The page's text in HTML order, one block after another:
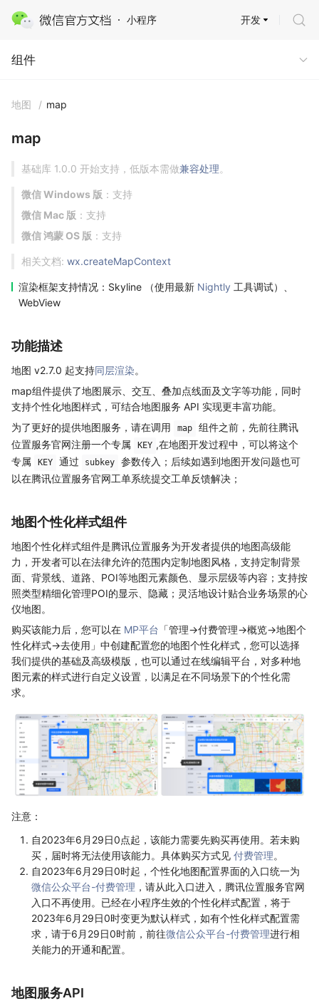
小程序
组件
开发
组件
地图 / map
map
基础库 1.0.0 开始支持，低版本需做兼容处理。
微信 Windows 版 ：支持
微信 Mac 版 ：支持
微信 鸿蒙 OS 版 ：支持
相关文档: wx.createMapContext
渲染框架支持情况：Skyline （使用最新 Nightly 工具调试）、
WebView
功能描述
地图 v2.7.0 起支持同层渲染。
map组件提供了地图展示、交互、叠加点线面及文字等功能，同时
支持个性化地图样式，可结合地图服务 API 实现更丰富功能。
为了更好的提供地图服务，请在调用
map
组件之前，先前往腾讯
位置服务官网注册一个专属
KEY ,在地图开发过程中，可以将这个
专属
KEY 通过 subkey
参数传入；后续如遇到地图开发问题也可
以在腾讯位置服务官网工单系统提交工单反馈解决；
地图个性化样式组件
地图个性化样式组件是腾讯位置服务为开发者提供的地图高级能
力，开发者可以在法律允许的范围内定制地图风格，支持定制背景
面、背景线、道路、POI等地图元素颜色、显示层级等内容；支持按
照类型精细化管理POI的显示、隐藏；灵活地设计贴合业务场景的心
仪地图。
购买该能力后，您可以在 MP平台 「管理->付费管理->概览->地图个
性化样式->去使用」中创建配置您的地图个性化样式，您可以选择
我们提供的基础及高级模版，也可以通过在线编辑平台，对多种地
图元素的样式进行自定义设置，以满足在不同场景下的个性化需
求。
注意：
自2023年6月29日0点起，该能力需要先购买再使用。若未购
买，届时将无法使用该能力。具体购买方式见 付费管理。
自2023年6月29日0时起，个性化地图配置界面的入口统一为
微信公众平台-付费管理 ，请从此入口进入，腾讯位置服务官网
入口不再使用。已经在小程序生效的个性化样式配置，将于
2023年6月29日0时变更为默认样式，如有个性化样式配置需
求，请于6月29日0时前，前往微信公众平台-付费管理进行相
关能力的开通和配置。
地图服务API